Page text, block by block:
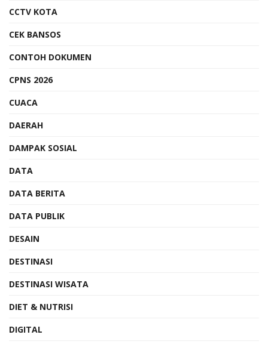
CCTV KOTA
CEK BANSOS
CONTOH DOKUMEN
CPNS 2026
CUACA
DAERAH
DAMPAK SOSIAL
DATA
DATA BERITA
DATA PUBLIK
DESAIN
DESTINASI
DESTINASI WISATA
DIET & NUTRISI
DIGITAL